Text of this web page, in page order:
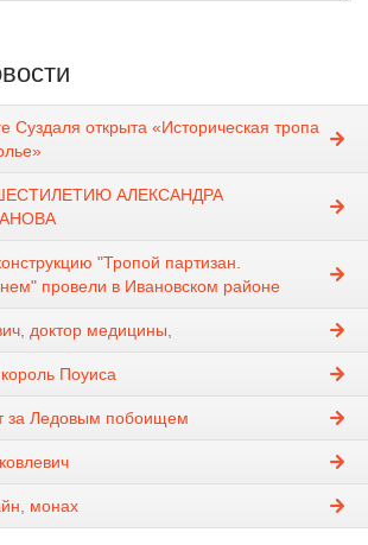
Суздаля открыта «Историческая тропа
АЛЕКСАНДРА
"Тропой партизан.
провели в Ивановском районе
доктор медицины,
Поуиса
за Ледовым побоищем
монах